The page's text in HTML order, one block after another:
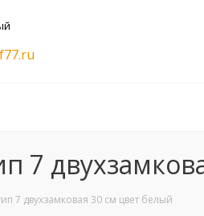
7
7 двухзамковая 30 см цвет белый